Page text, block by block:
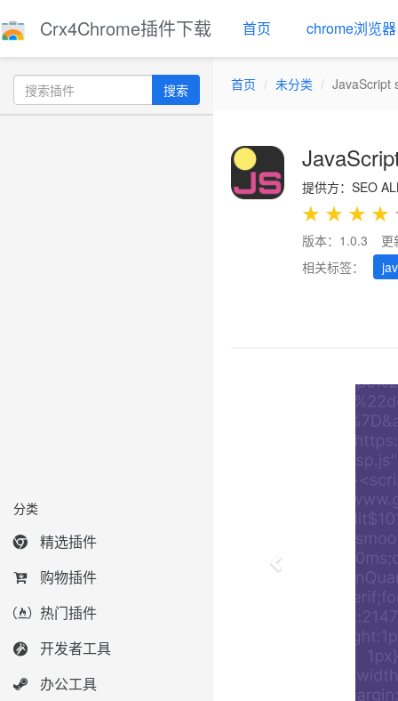
Crx4Chrome插件下载 首页 chrome浏览器
搜索
分类
精选插件
购物插件
热门插件
开发者工具
办公工具
首页 未分类 JavaScript
提供方：SEO
★ ★ ★ ★
版本：1.0.3
更
相关标签：